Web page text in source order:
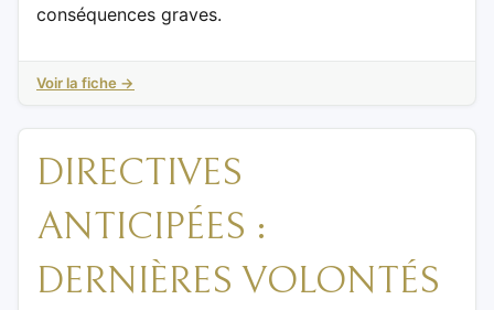
conséquences graves.
Voir la fiche →
DIRECTIVES
ANTICIPÉES :
DERNIÈRES VOLONTÉS